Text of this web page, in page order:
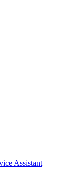
Assistant